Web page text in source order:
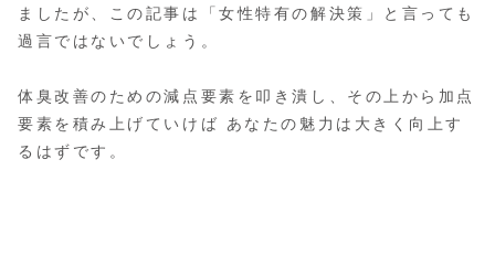
ましたが、この記事は「女性特有の解決策」と言っても
過言ではないでしょう。
体臭改善のための減点要素を叩き潰し、その上から加点
要素を積み上げていけば あなたの魅力は大きく向上す
るはずです。